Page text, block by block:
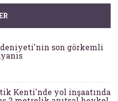
son görkemli
Kenti'nde yol inşaatında